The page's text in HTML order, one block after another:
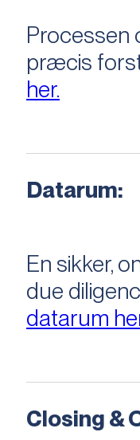
Processen
præcis
her.
Datarum:
En sikker,
due
datarum
Closing &